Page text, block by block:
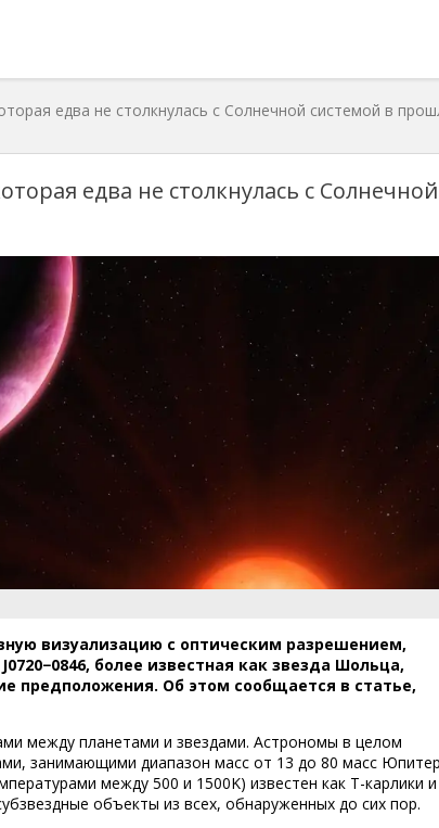
едва не столкнулась с Солнечной системой в
едва не столкнулась с Солнечной
визуализацию с оптическим разрешением,
более известная как звезда Шольца,
предположения. Об этом сообщается в статье,
между планетами и звездами. Астрономы в целом
занимающими диапазон масс от 13 до 80 масс
между 500 и 1500K) известен как T-карлики и
объекты из всех, обнаруженных до сих пор.